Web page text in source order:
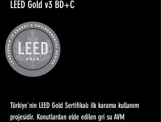
LEED Gold v3 BD+C
Türkiye'nin LEED Gold Sertifikalı ilk karama kullanım
projesidir. Konutlardan elde edilen gri su AVM